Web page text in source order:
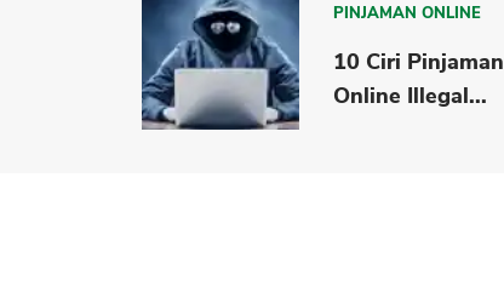
PINJAMAN ONLINE
10 Ciri Pinjaman
Online Illegal...